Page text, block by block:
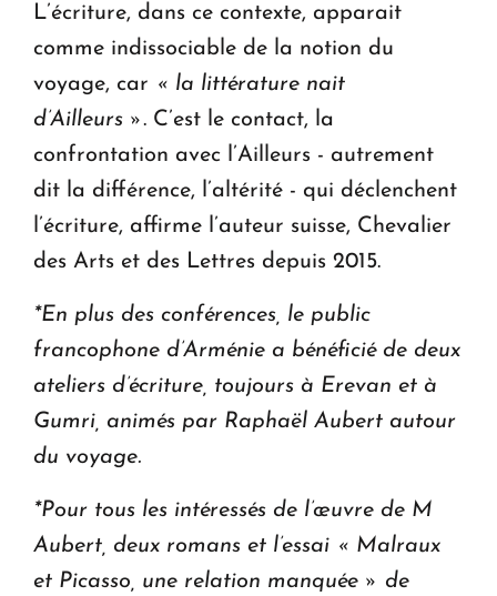
L’écriture, dans ce contexte, apparait
comme indissociable de la notion du
voyage, car « la littérature nait
d’Ailleurs ». C’est le contact, la
confrontation avec l’Ailleurs - autrement
dit la différence, l’altérité - qui déclenchent
l’écriture, affirme l’auteur suisse, Chevalier
des Arts et des Lettres depuis 2015.
*En plus des conférences, le public
francophone d’Arménie a bénéficié de deux
ateliers d’écriture, toujours à Erevan et à
Gumri, animés par Raphaël Aubert autour
du voyage.
*Pour tous les intéressés de l’œuvre de M
Aubert, deux romans et l’essai « Malraux
et Picasso, une relation manquée » de